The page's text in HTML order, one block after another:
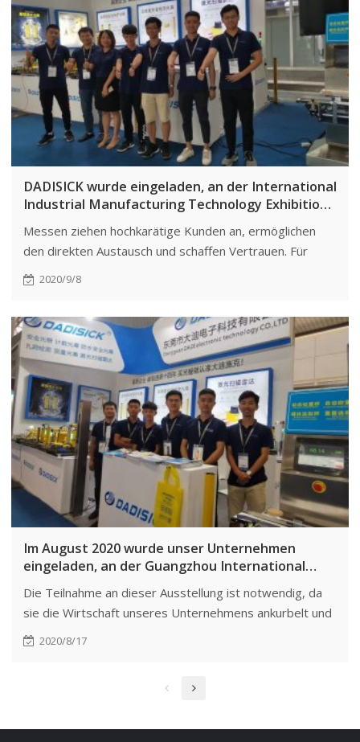
DADISICK wurde eingeladen, an der International
Industrial Manufacturing Technology Exhibition
Center teilzunehmen.
Messen ziehen hochkarätige Kunden an, ermöglichen
den direkten Austausch und schaffen Vertrauen. Für
DADISICK steigert dies die Markenbekanntheit und
2020/9/8
Im August 2020 wurde unser Unternehmen
eingeladen, an der Guangzhou International
Equipment Exhibition sowie an der China Import
and Export Commodities Fair teilzunehmen.
Die Teilnahme an dieser Ausstellung ist notwendig, da
sie die Wirtschaft unseres Unternehmens ankurbelt und
die Entwicklung fördert. Im aktuellen Pandemieumfeld
2020/8/17